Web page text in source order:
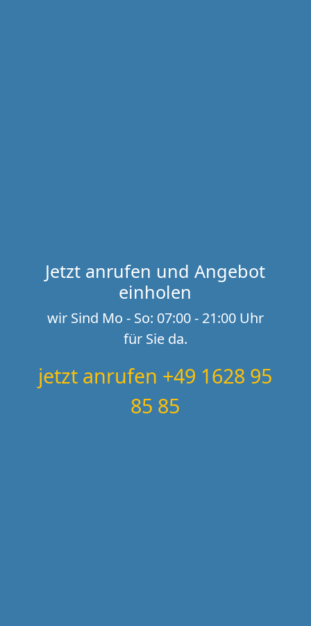
Jetzt anrufen und Angebot
einholen
wir Sind Mo - So: 07:00 - 21:00 Uhr
für Sie da.
jetzt anrufen +49 1628 95
85 85